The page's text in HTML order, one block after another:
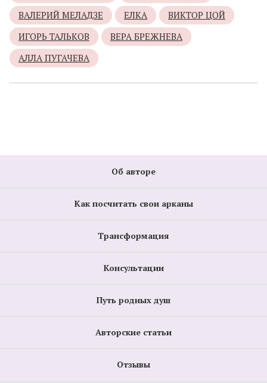
ВАЛЕРИЙ МЕЛАДЗЕ
ЕЛКА
ВИКТОР ЦОЙ
ИГОРЬ ТАЛЬКОВ
ВЕРА БРЕЖНЕВА
АЛЛА ПУГАЧЕВА
Об авторе
Как посчитать свои арканы
Трансформация
Консультации
Путь родных душ
Авторские статьи
Отзывы